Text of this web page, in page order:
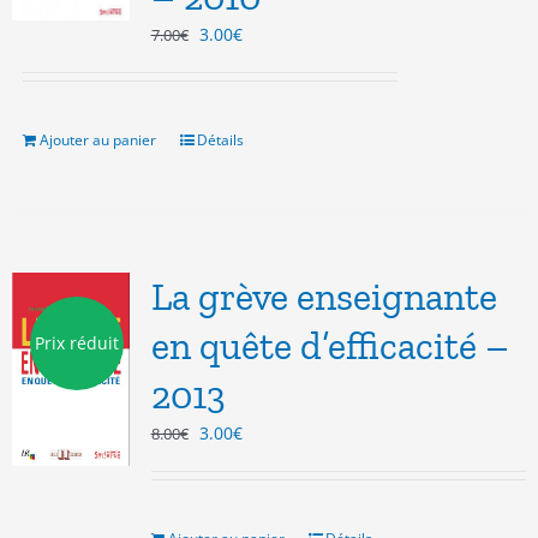
7.00€ Le
7.00€.
3.00€Le
3.00€.
Ajouter au panier Détails
Prix réduit
La grève enseignante
en quête d’efficacité –
2013
8.00€ Le
3.00€Le